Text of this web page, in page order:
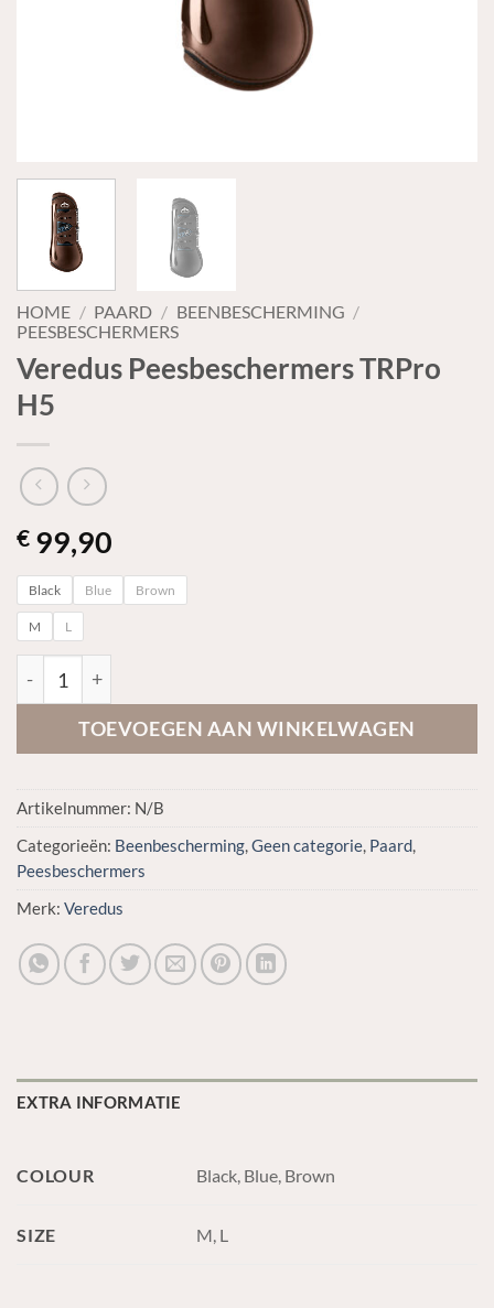
HOME / PAARD / BEENBESCHERMING /
PEESBESCHERMERS
Veredus Peesbeschermers TRPro
H5
€ 99,90
Black Blue Brown
M L
TOEVOEGEN AAN WINKELWAGEN
Artikelnummer: N/B
Categorieën: Beenbescherming,Geen categorie, Paard,
Peesbeschermers
Merk: Veredus
EXTRA INFORMATIE
COLOUR Black, Blue, Brown
SIZE M, L